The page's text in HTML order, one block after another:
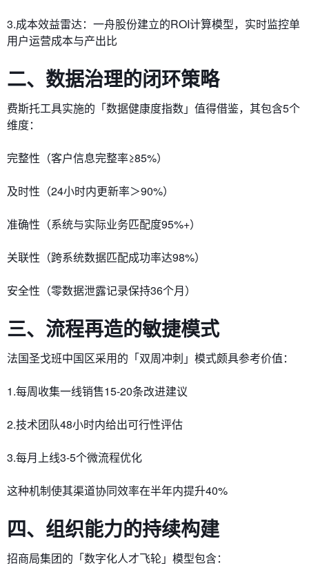
3.成本效益雷达：一舟股份建立的ROI计算模型，实时监控单
用户运营成本与产出比
二、数据治理的闭环策略
费斯托工具实施的「数据健康度指数」值得借鉴，其包含5个
维度：
完整性（客户信息完整率≥85%）
及时性（24小时内更新率＞90%）
准确性（系统与实际业务匹配度95%+）
关联性（跨系统数据匹配成功率达98%）
安全性（零数据泄露记录保持36个月）
三、流程再造的敏捷模式
法国圣戈班中国区采用的「双周冲刺」模式颇具参考价值：
1.每周收集一线销售15-20条改进建议
2.技术团队48小时内给出可行性评估
3.每月上线3-5个微流程优化
这种机制使其渠道协同效率在半年内提升40%
四、组织能力的持续构建
招商局集团的「数字化人才飞轮」模型包含：